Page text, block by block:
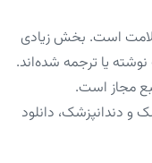
است. بخش زیادی
یا ترجمه شده‌اند.
مجاز است.
و دندانپزشک، دانلود